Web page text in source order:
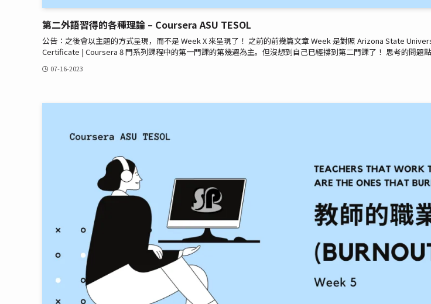
第二外語習得的各種理論 – Coursera ASU TESOL
公告：之後會以主題的方式呈現，而不是 Week X 來呈現了！ 之前的前幾篇文章 Week 是對照 Arizona State
Certificate | Coursera 8 門系列課程中的第一門課的第幾週為主。但沒想到自己已經撐到第二門課了！ 思考的問題
07-16-2023